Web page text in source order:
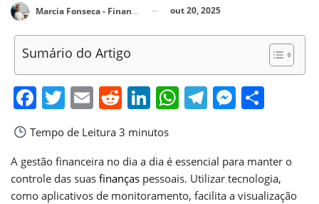
Marcia Fonseca - Financial Consultant out 20, 2025
Sumário do Artigo
Facebook
Twitter
EmailReddit
LinkedIn
WhatsApp
Telegram
Tempo de Leitura 3 minutos
A gestão financeira no dia a dia é essencial para manter o
controle das suas finanças pessoais. Utilizar tecnologia,
como aplicativos de monitoramento, facilita a visualização